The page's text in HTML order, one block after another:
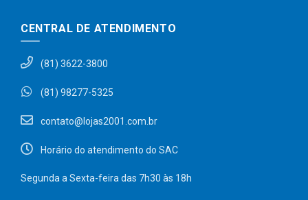
CENTRAL DE ATENDIMENTO
(81) 3622-3800
(81) 98277-5325
contato@lojas2001.com.br
Horário do atendimento do SAC
Segunda a Sexta-feira das 7h30 às 18h